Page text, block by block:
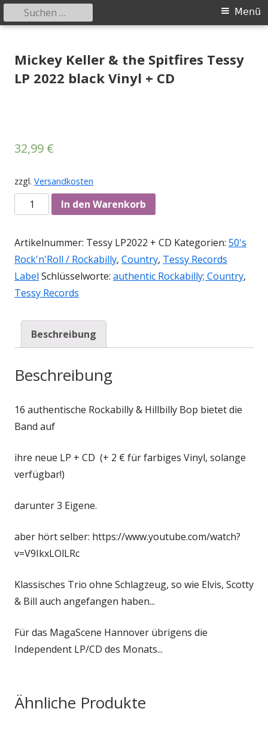
zum
Primäres
Menü
Suchen
nach:
Mickey Keller & the Spitfires Tessy
LP 2022 black Vinyl + CD
32,99 €
zzgl. Versandkosten
Anzahl In den Warenkorb
Artikelnummer: Tessy LP2022 + CD Kategorien: 50's
Rock'n'Roll / Rockabilly, Country, Tessy Records
Label Schlüsselworte: authentic Rockabilly; Country,
Tessy Records
Beschreibung
Beschreibung
16 authentische Rockabilly & Hillbilly Bop bietet die
Band auf
ihre neue LP + CD (+ 2 € für farbiges Vinyl, solange
verfügbar!)
darunter 3 Eigene.
aber hört selber: https://www.youtube.com/watch?
v=V9IkxLOlLRc
Klassisches Trio ohne Schlagzeug, so wie Elvis, Scotty
& Bill auch angefangen haben...
Für das MagaScene Hannover übrigens die
Independent LP/CD des Monats...
Ähnliche Produkte